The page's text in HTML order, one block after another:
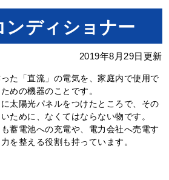
ンディショナー
2019年8月29日更新
た「直流」の電気を、家庭内で使用で
めの機器のことです。
太陽光パネルをつけたところで、その
ために、なくてはならない物です。
蓄電池への充電や、電力会社へ売電す
を整える役割も持っています。